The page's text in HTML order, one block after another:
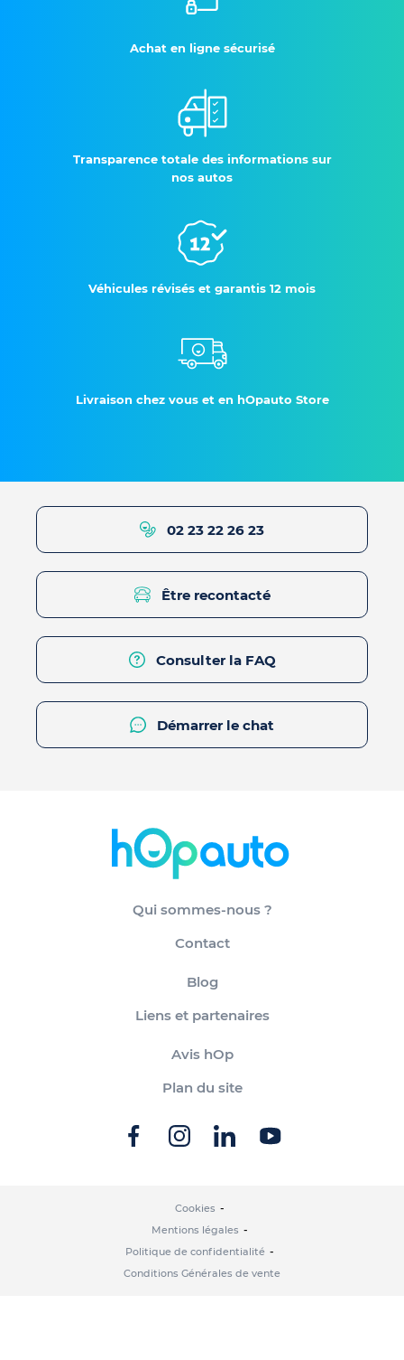
Achat en ligne sécurisé
Transparence totale des informations sur
nos autos
Véhicules révisés et garantis 12 mois
Livraison chez vous et en hOpauto Store
02 23 22 26 23
Être recontacté
Consulter la FAQ
Démarrer le chat
Qui sommes-nous ?
Contact
Blog
Liens et partenaires
Avis hOp
Plan du site
Cookies
Mentions légales
Politique de confidentialité
Conditions Générales de vente